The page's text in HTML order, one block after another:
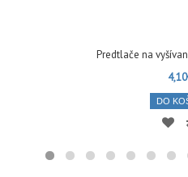
Predtlače na
DO